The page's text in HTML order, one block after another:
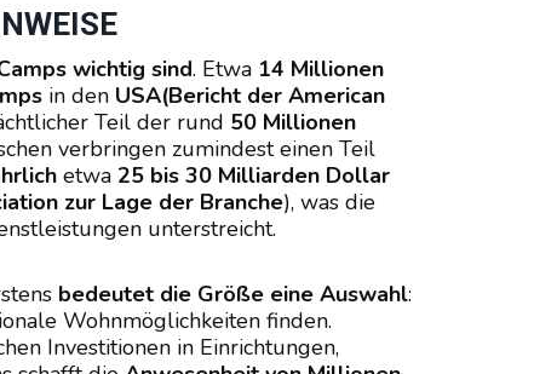
wichtig sind. Etwa 14 Millionen
in den USA(Bericht der American
Teil der rund 50 Millionen
verbringen zumindest einen Teil
etwa 25 bis 30 Milliarden Dollar
zur Lage der Branche), was die
unterstreicht.
bedeutet die Größe eine Auswahl:
Wohnmöglichkeiten finden.
Investitionen in Einrichtungen,